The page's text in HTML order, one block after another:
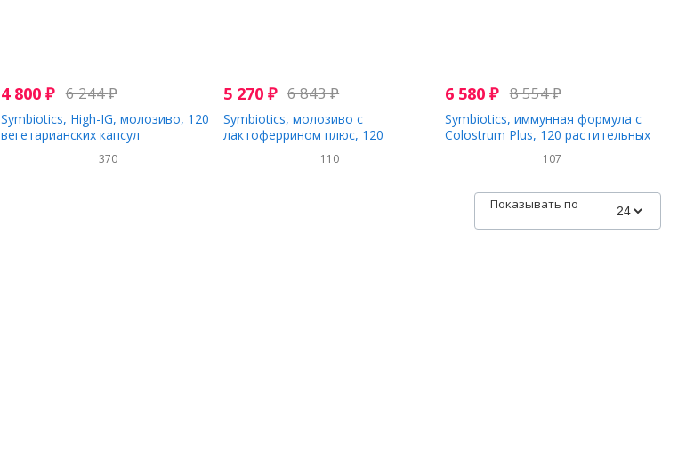
4 800₽ 6 244₽
Symbiotics, High-IG, молозиво, 120
вегетарианских капсул
370
5 270 ₽ 6 843₽
Symbiotics, молозиво с
лактоферрином плюс, 120
110
6 580₽ 8 554₽
Symbiotics, иммунная формула с
Colostrum Plus, 120 растительных
107
Показывать по